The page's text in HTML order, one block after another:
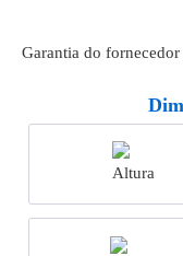
Garantia do fornecedor